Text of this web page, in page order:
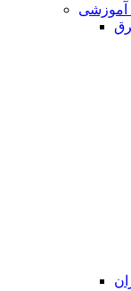
آموزشی